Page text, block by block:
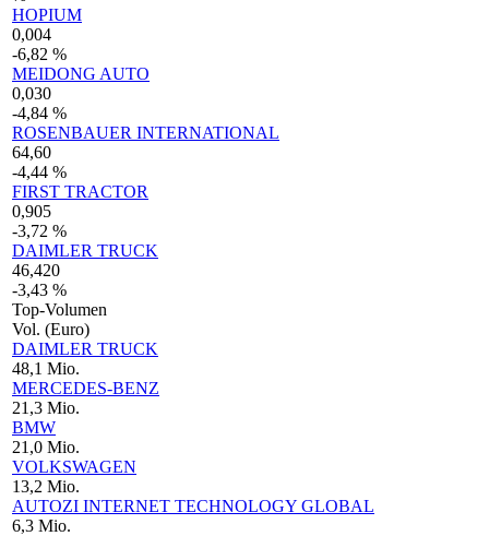
HOPIUM
0,004
-6,82 %
MEIDONG AUTO
0,030
-4,84 %
ROSENBAUER INTERNATIONAL
64,60
-4,44 %
FIRST TRACTOR
0,905
-3,72 %
DAIMLER TRUCK
46,420
-3,43 %
Top-Volumen
Vol. (Euro)
DAIMLER TRUCK
48,1 Mio.
MERCEDES-BENZ
21,3 Mio.
BMW
21,0 Mio.
VOLKSWAGEN
13,2 Mio.
AUTOZI INTERNET TECHNOLOGY GLOBAL
6,3 Mio.